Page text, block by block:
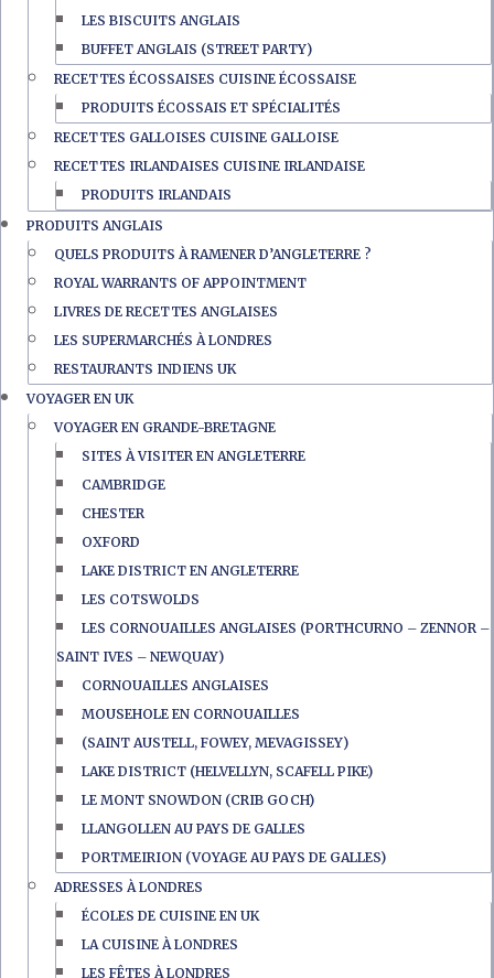
LES BISCUITS ANGLAIS
BUFFET ANGLAIS (STREET PARTY)
RECETTES ÉCOSSAISES CUISINE ÉCOSSAISE
PRODUITS ÉCOSSAIS ET SPÉCIALITÉS
RECETTES GALLOISES CUISINE GALLOISE
RECETTES IRLANDAISES CUISINE IRLANDAISE
PRODUITS IRLANDAIS
PRODUITS ANGLAIS
QUELS PRODUITS À RAMENER D’ANGLETERRE ?
ROYAL WARRANTS OF APPOINTMENT
LIVRES DE RECETTES ANGLAISES
LES SUPERMARCHÉS À LONDRES
RESTAURANTS INDIENS UK
VOYAGER EN UK
VOYAGER EN GRANDE-BRETAGNE
SITES À VISITER EN ANGLETERRE
CAMBRIDGE
CHESTER
OXFORD
LAKE DISTRICT EN ANGLETERRE
LES COTSWOLDS
LES CORNOUAILLES ANGLAISES (PORTHCURNO – ZENNOR –
SAINT IVES – NEWQUAY)
CORNOUAILLES ANGLAISES
MOUSEHOLE EN CORNOUAILLES
(SAINT AUSTELL, FOWEY, MEVAGISSEY)
LAKE DISTRICT (HELVELLYN, SCAFELL PIKE)
LE MONT SNOWDON (CRIB GOCH)
LLANGOLLEN AU PAYS DE GALLES
PORTMEIRION (VOYAGE AU PAYS DE GALLES)
ADRESSES À LONDRES
ÉCOLES DE CUISINE EN UK
LA CUISINE À LONDRES
LES FÊTES À LONDRES